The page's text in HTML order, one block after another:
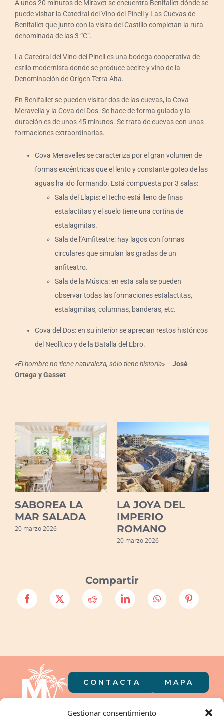
Gestionar consentimiento
A unos 20 minutos de Miravet se encuentra Benifallet dónde se
puede visitar la Catedral del Vino del Pinell y Las Cuevas de
Benifallet que junto con la visita del Castillo completan la ruta
denominada de las 3 “C”.
La Catedral del Vino del Pinell es una bodega cooperativa de
estilo modernista donde se produce aceite y vino de la
Denominación de Origen Terra Alta.
En Benifallet se pueden visitar dos de las cuevas, la Cova
Meravella y la Cova del Dos. Se hace de forma guiada y la
duración es de unos 45 minutos. Se trata de cuevas con unas
formaciones extraordinarias.
Cova Meravelles se caracteriza por el gran volumen de
formas excéntricas que el lento y constante goteo de las
aguas ha ido formando. Está compuesta por 3 salas:
Sala del Llapis: el techo está lleno de finas
estalactitas y el suelo tiene una cortina de
estalagmitas.
Sala de l’Amfiteatre: hay lagos con formas
circulares que simulan las gradas de un
anfiteatro.
Sala de la Música: en esta sala se pueden
observar todas las formaciones estalactitas,
estalagmitas, columnas, banderas, etc.
Cova del Dos: en su interior se aprecian restos históricos
del Neolítico y de la Batalla del Ebro.
«El hombre no tiene naturaleza, sólo tiene historia»– José
Ortega y Gasset
SABOREA LA
MAR SALADA
20 marzo 2026
LA JOYA DEL
IMPERIO
ROMANO
20 marzo 2026
Compartir
CONTACTA MAPA